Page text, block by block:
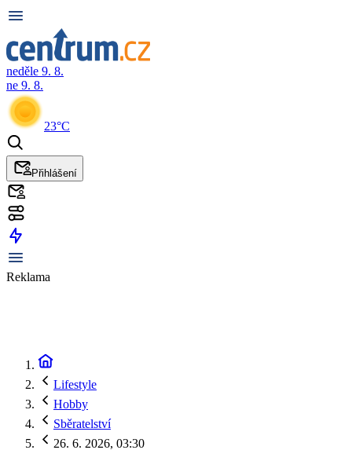
neděle 9. 8.
ne 9. 8.
23°C
Přihlášení
Reklama
Lifestyle
Hobby
Sběratelství
26. 6. 2026, 03:30